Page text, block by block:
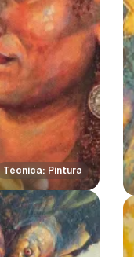
Técnica: Pintura